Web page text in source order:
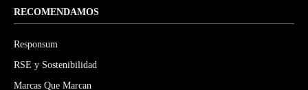
RECOMENDAMOS
Responsum
RSE y Sostenibilidad
Marcas Que Marcan